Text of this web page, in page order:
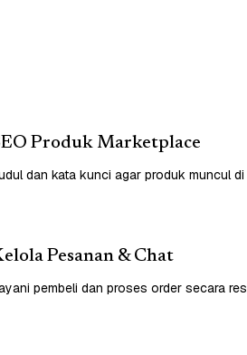
Produk Marketplace
dan kata kunci agar produk muncul
Pesanan & Chat
pembeli dan proses order secara